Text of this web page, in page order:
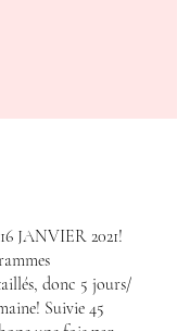
JANVIER 2021!
donc 5 jours/
Suivie 45